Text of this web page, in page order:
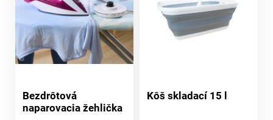
ľahko zloží.
Bezdrôtová
naparovacia žehlička
Kôš skladací 15 l